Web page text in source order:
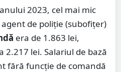
2023, cel mai mic
de poliție (subofițer)
era de 1.863 lei,
2.217 lei. Salariul de bază
fără funcție de comandă